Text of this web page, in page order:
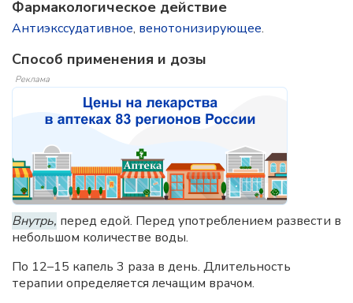
Фармакологическое действие
Антиэкссудативное, венотонизирующее.
Способ применения и дозы
Реклама
Внутрь, перед едой. Перед употреблением развести в
небольшом количестве воды.
По 12–15 капель 3 раза в день. Длительность
терапии определяется лечащим врачом.